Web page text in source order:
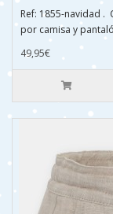
Ref: 1855-navidad
por camisa y
49,95€